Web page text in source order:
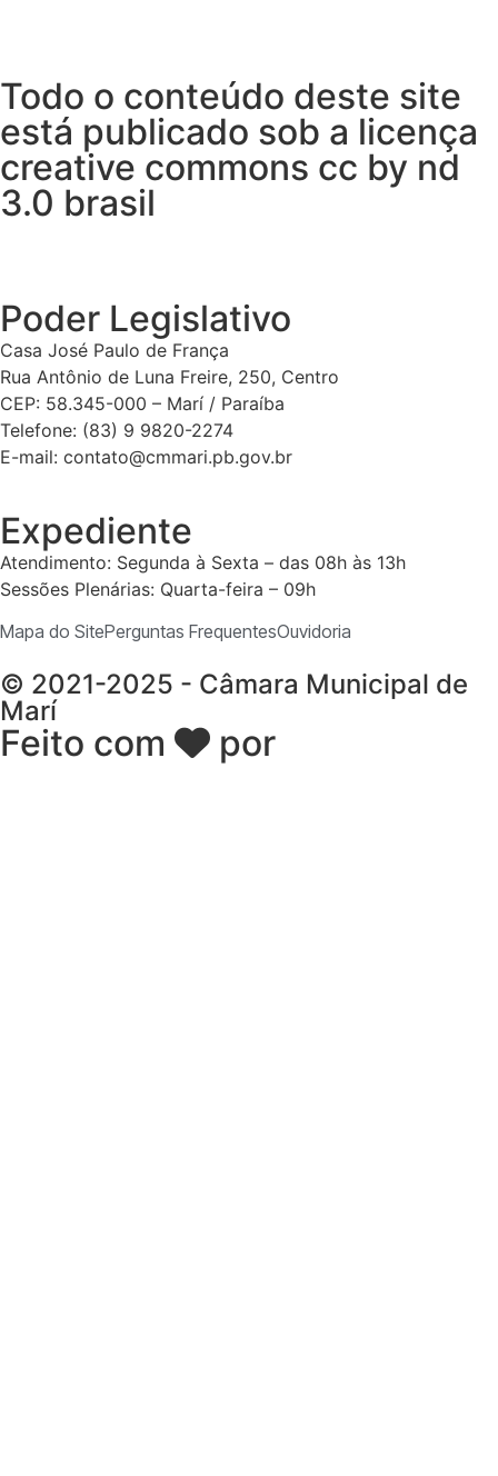
Todo o conteúdo deste site
está publicado sob a licença
creative commons cc by nd
3.0 brasil
Poder Legislativo
Casa José Paulo de França
Rua Antônio de Luna Freire, 250, Centro
CEP: 58.345-000 – Marí / Paraíba
Telefone: (83) 9 9820-2274
E-mail: contato@cmmari.pb.gov.br
Expediente
Atendimento: Segunda à Sexta – das 08h às 13h
Sessões Plenárias: Quarta-feira – 09h
Mapa do SitePerguntas FrequentesOuvidoria
© 2021-2025 - Câmara Municipal de
Marí
Feito com por
Soluções em Transparência